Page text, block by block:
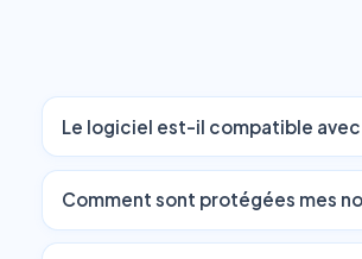
Le logiciel est-il compatible
Comment sont protégées mes